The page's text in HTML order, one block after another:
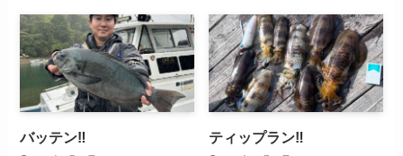
バッテン‼️ ティップラン‼️